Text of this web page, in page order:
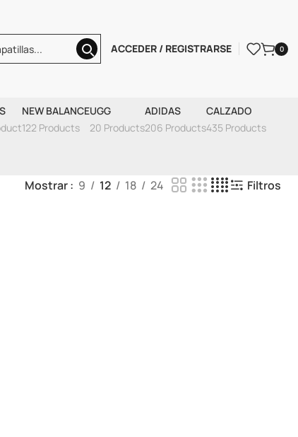
ACCEDER / REGISTRARSE 0
Panda
NEW BALANCE
122 Products
UGG
20 Products
ADIDAS
206 Products
CALZADO
435 Products
Mostrar 9 12 18 24 Filtros